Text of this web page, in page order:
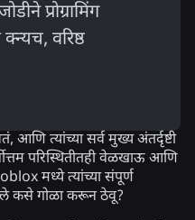
प्रोग्रामिंग
वरिष्ठ
त्यांच्या सर्व मुख्य अंतर्दृष्टी
परिस्थितीतही वेळखाऊ आणि
मध्ये त्यांच्या संपूर्ण
कसे गोळा करून ठेवू?